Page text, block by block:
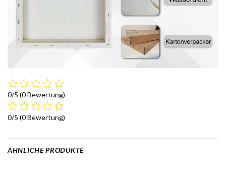
0/5 (0 Bewertung)
0/5 (0 Bewertung)
ÄHNLICHE PRODUKTE